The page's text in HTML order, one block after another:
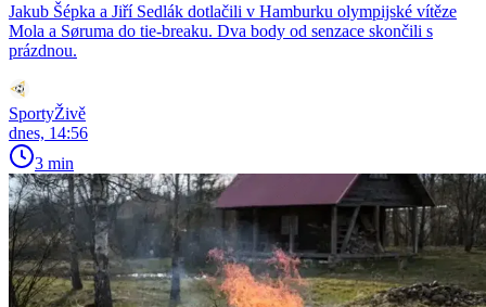
Jakub Šépka a Jiří Sedlák dotlačili v Hamburku olympijské vítěze
Mola a Søruma do tie-breaku. Dva body od senzace skončili s
prázdnou.
SportyŽivě
dnes, 14:56
3 min